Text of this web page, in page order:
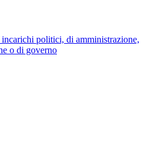
politici, di amministrazione,
o di governo